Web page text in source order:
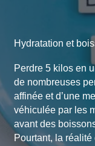
Hydratation et
Perdre 5 kilos en
de nombreuses
affinée et d’une
véhiculée par les
avant des
Pourtant, la